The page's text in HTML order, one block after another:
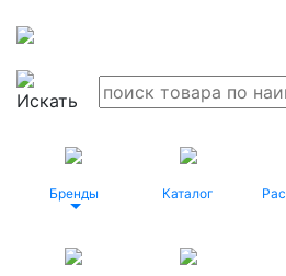
Бренды Каталог